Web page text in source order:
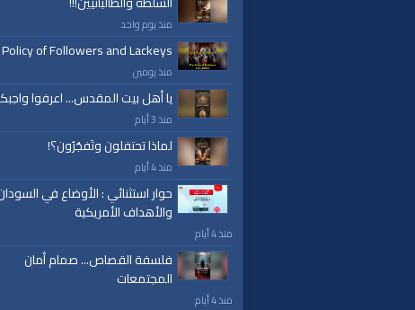
الفئات:
من ثقافتنا
قنوات:
برامج الواقية
العلامات:قناة|الواقية،|انحياز|إلى|مبدأ
إسلام|أناشيد|دروس
منذ يوم واحد
of Followers and Lackeys
منذ يومين
يا أهل بيت المقدس... اعرفوا
منذ 3 أيام
لماذا تحتفلون وتَفجُرُون؟!
منذ 4 أيام
حوار استثنائي : الأوضاع في
والأهداف الأمريكية
منذ 4 أيام
فلسفة القصاص... صمام أمان
المجتمعات
منذ 4 أيام